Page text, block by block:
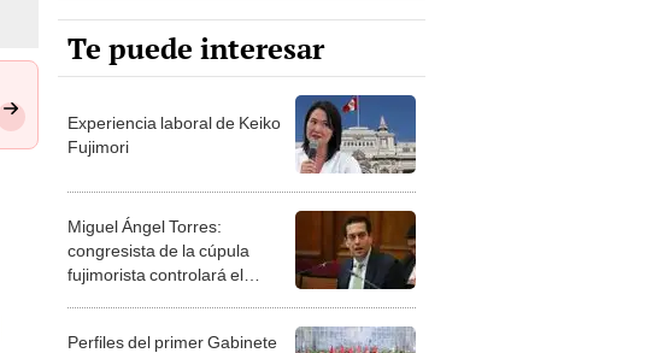
Te puede interesar
Experiencia laboral de Keiko
Fujimori
Miguel Ángel Torres:
congresista de la cúpula
fujimorista controlará el
Perfiles del primer Gabinete